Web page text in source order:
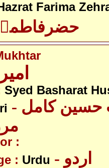
Farima
Syed Basharat
- سید بشارت حسین کامل
:
: Urdu - اردو